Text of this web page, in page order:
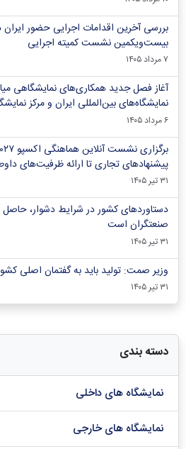
بررسی آخرین اقدامات اجرایی حضور ایران
بیست‌ویکمین نشست کمیته اجرایی
۷ مرداد ۱۴۰۵
آغاز فصل جدید همکاری‌های نمایشگاهی
نمایشگاه‌های بین‌المللی ایران و مرکز
۶ مرداد ۱۴۰۵
پیشنهادهای تجاری تا ارائه ظرفیت‌های
۳۱ تیر ۱۴۰۵
دستاوردهای کشور در شرایط دشوار،
صنعتگران است
۳۱ تیر ۱۴۰۵
وزیر صمت: تولید باید به گفتمان اصلی
۳۱ تیر ۱۴۰۵
دسته بندی
نمایشگاه های داخلی
نمایشگاه های خارجی